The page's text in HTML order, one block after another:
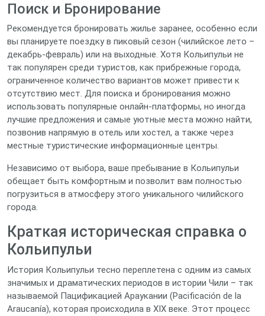
Поиск и Бронирование
Рекомендуется бронировать жилье заранее, особенно если
вы планируете поездку в пиковый сезон (чилийское лето –
декабрь-февраль) или на выходные. Хотя Кольипульи не
так популярен среди туристов, как прибрежные города,
ограниченное количество вариантов может привести к
отсутствию мест. Для поиска и бронирования можно
использовать популярные онлайн-платформы, но иногда
лучшие предложения и самые уютные места можно найти,
позвонив напрямую в отель или хостел, а также через
местные туристические информационные центры.
Независимо от выбора, ваше пребывание в Кольипульи
обещает быть комфортным и позволит вам полностью
погрузиться в атмосферу этого уникального чилийского
города.
Краткая историческая справка о
Кольипульи
История Кольипульи тесно переплетена с одним из самых
значимых и драматических периодов в истории Чили – так
называемой Пацификацией Араукании (Pacificación de la
Araucanía), которая происходила в XIX веке. Этот процесс